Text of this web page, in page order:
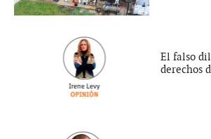
El falso
derechos